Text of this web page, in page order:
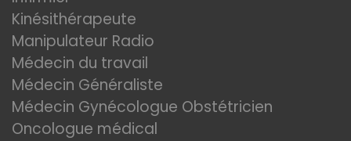
Kinésithérapeute
Manipulateur Radio
Médecin du travail
Médecin Généraliste
Médecin Gynécologue Obstétricien
Oncologue médical